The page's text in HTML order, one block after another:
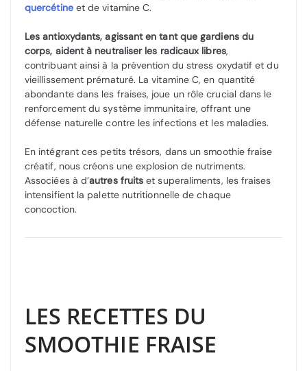
quercétineet de vitamine C.
Les antioxydants, agissant en tant que gardiens du
corps, aident à neutraliser les radicaux libres,
contribuant ainsi à la prévention du stress oxydatif et du
vieillissement prématuré. La vitamine C, en quantité
abondante dans les fraises, joue un rôle crucial dans le
renforcement du système immunitaire, offrant une
défense naturelle contre les infections et les maladies.
En intégrant ces petits trésors, dans un smoothie fraise
créatif, nous créons une explosion de nutriments.
Associées à d’autres fruits et superaliments, les fraises
intensifient la palette nutritionnelle de chaque
concoction.
LES RECETTES DU
SMOOTHIE FRAISE